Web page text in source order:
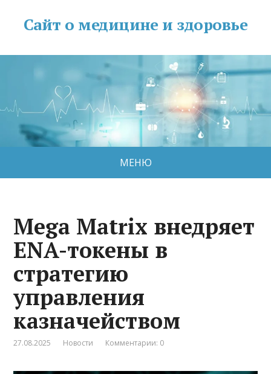
Сайт о медицине и здоровье
МЕНЮ
Mega Matrix внедряет
ENA-токены в
стратегию
управления
казначейством
27.08.2025 Новости Комментарии: 0